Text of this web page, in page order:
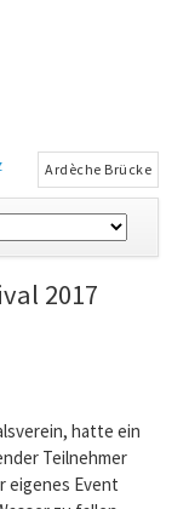
Ardèche Brücke
2017
hatte ein
Teilnehmer
eigenes Event